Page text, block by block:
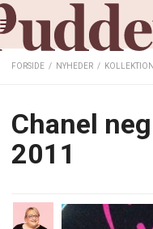
FORSIDE / NYHEDER /
Chanel
2011